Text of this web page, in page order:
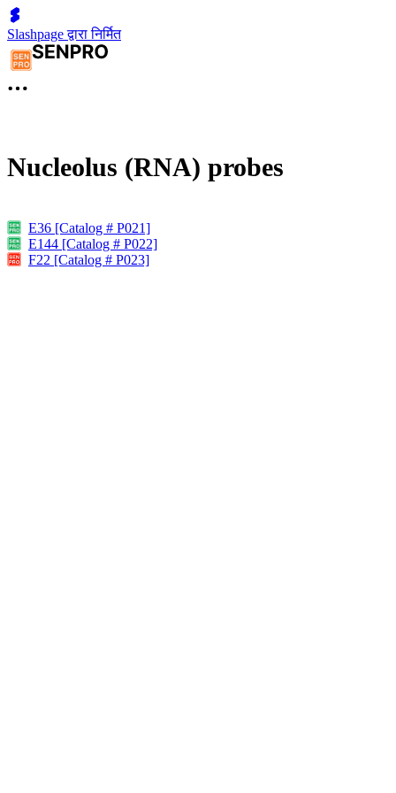
Slashpage द्वारा निर्मित
Nucleolus (RNA) probes
E36 [Catalog # P021]
E144 [Catalog # P022]
F22 [Catalog # P023]